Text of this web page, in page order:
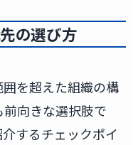
の選び方
を超えた組織の構
向きな選択肢で
するチェックポイ